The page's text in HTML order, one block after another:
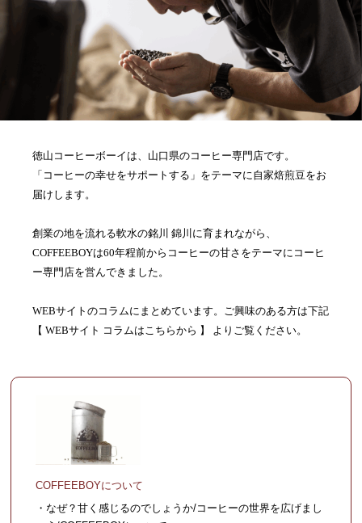
徳山コーヒーボーイは、山口県のコーヒー専門店です。
「コーヒーの幸せをサポートする」をテーマに自家焙煎豆をお
届けします。
創業の地を流れる軟水の銘川 錦川に育まれながら、
COFFEEBOYは60年程前からコーヒーの甘さをテーマにコーヒ
ー専門店を営んできました。
WEBサイトのコラムにまとめています。ご興味のある方は下記
【 WEBサイト コラムはこちらから 】 よりご覧ください。
COFFEEBOYについて
・なぜ？甘く感じるのでしょうか/コーヒーの世界を広げまし